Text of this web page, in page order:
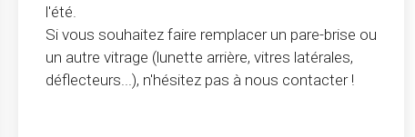
l'été.
Si vous souhaitez faire remplacer un pare-brise ou
un autre vitrage (lunette arrière, vitres latérales,
déflecteurs...), n'hésitez pas à nous contacter !